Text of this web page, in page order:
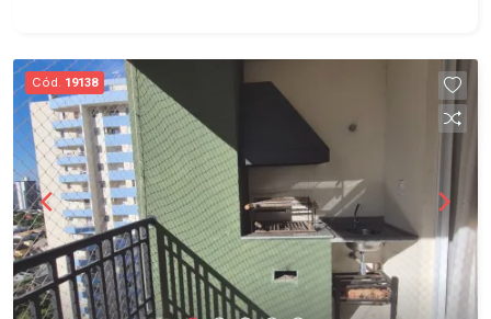
e playground. Excelente localização, próximo do
Vale Sul Shopping, Supermercados (Dia,
Piratininga, Tenda, Atacadão, etc.) e comércios
em geral. Fácil acesso às Rodovias Dutra e
Tamoios, e ao sistema viário da cidade. Agende
já sua visita!! #imobiliaria #geraçãoimóveis
#aptolocação #aptolocaçãoSJC #JardimSatélite
#elevador #aceitapet
Cód. 19138